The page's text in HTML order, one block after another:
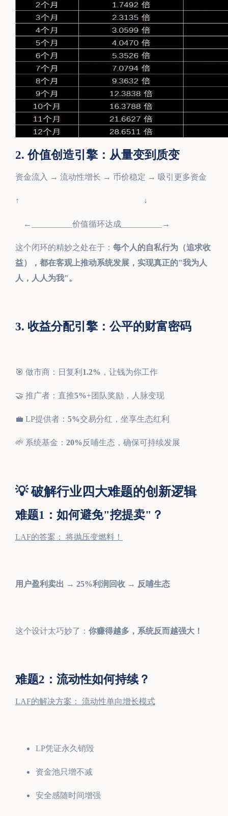
2. 价值创造引擎：从量变到质变
资金流入 → 流动性增长 → 币价稳定 → 吸引更多资金
↑ ↓
←__________价值循环达成__________→
这个闭环的精妙之处在于： 每个人的自私行为（追求收
益），都在客观上推动系统发展，实现真正的"我为人
人，人人为我"。
3. 收益分配引擎：公平的财富密码
🎯 做市商：日复利1.2% ，让钱为你工作
🤝 推广者：直推5%+团队奖励，人脉变现
💼 LP提供者： 5%交易分红，坐享生态红利
🌱 系统基金： 20% 反哺生态，确保可持续发展
💡 破解行业四大难题的创新逻辑
难题1：如何避免"挖提卖"？
LAF的答案： 将抛压变燃料！
用户盈利卖出 → 25%利润回收 → 反哺生态
这个设计太巧妙了： 你赚得越多，系统反而越强大！
难题2：流动性如何持续？
LAF的解决方案： 流动性单向增长模式
LP凭证永久销毁
资金池只增不减
安全感随时间增强